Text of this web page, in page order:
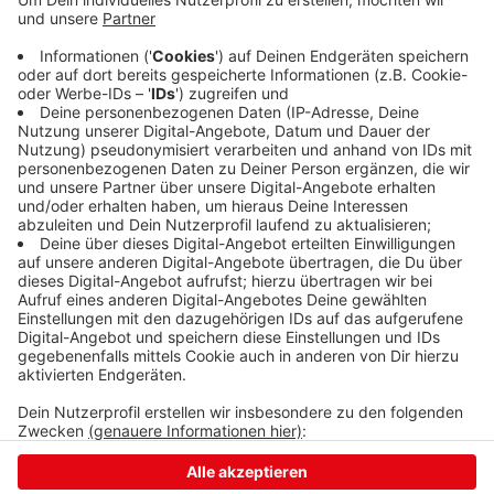
Ein klares Statement gegen den Krieg ist aktuell im
Skatepark am Goldammerweg in der Alten Dreisbach in
Siegen zu sehen: die Künstlergruppe „Fresh Painters“
hat riesig groß den Slogan „Make Tricks – Not War“
aufgebracht. Damit wollen die Siegener Skater ein
Zeichen gegen den Krieg in der Ukraine setzen.
Anzeige